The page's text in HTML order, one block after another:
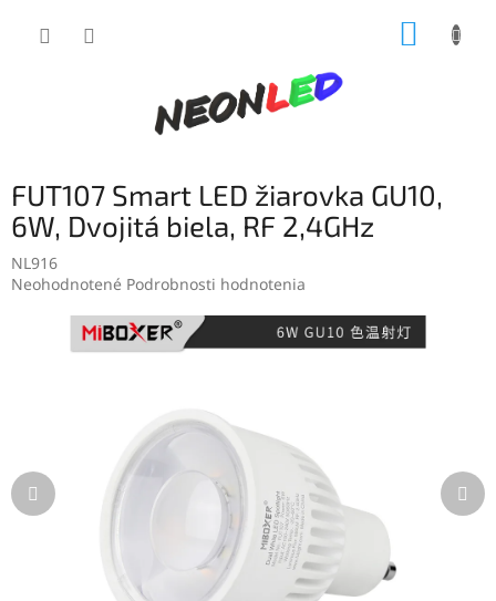
FUT107 Smart LED žiarovka GU10,
6W, Dvojitá biela, RF 2,4GHz
NL916
Priemerné
Neohodnotené Podrobnosti hodnotenia